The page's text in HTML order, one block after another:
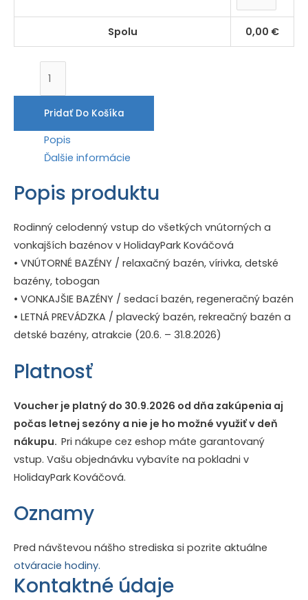
Spolu 0,00 €
celodenný
Pridať Do Košíka
Popis
Ďalšie informácie
Popis produktu
Rodinný celodenný vstup do všetkých vnútorných a
vonkajších bazénov v HolidayPark Kováčová
• VNÚTORNÉ BAZÉNY / relaxačný bazén, vírivka, detské
bazény, tobogan
• VONKAJŠIE BAZÉNY / sedací bazén, regeneračný bazén
• LETNÁ PREVÁDZKA / plavecký bazén, rekreačný bazén a
detské bazény, atrakcie (20.6. – 31.8.2026)
Platnosť
Voucher je platný do 30.9.2026 od dňa zakúpenia aj
počas letnej sezóny a nie je ho možné využiť v deň
nákupu. Pri nákupe cez eshop máte garantovaný
vstup. Vašu objednávku vybavíte na pokladni v
HolidayPark Kováčová.
Oznamy
Pred návštevou nášho strediska si pozrite aktuálne
otváracie hodiny.
Kontaktné údaje